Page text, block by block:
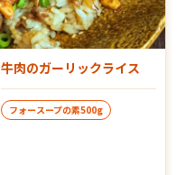
牛肉のガーリックライス
フォースープの素500g